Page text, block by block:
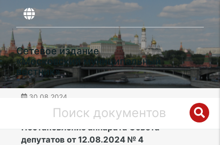
Сетевое издание
«Московский муниципальный
вестник»
30.08.2024
ЗАО | Муниципальный округ Солнцево
Постановление аппарата Совета
депутатов от 12.08.2024 № 4